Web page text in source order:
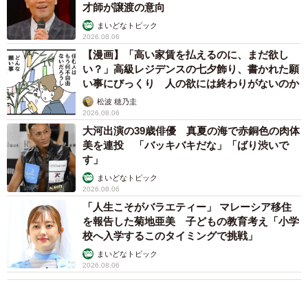
「『相棒』の伊丹刑事フィーチャー回に出てくる牛丼屋の
ロケ地はここです」
「ランプ亭も昔あったのに無くなりましたが、あそこの牛
丼が1番美味しいって言ってる人多かったです。 これ読ん
で丼太郎にも行きたくなりました。」
「以前は中野店によく行ってました。今は半年に１回くら
い、茗荷谷に行きます。 当時、似たような都内牛丼店の
『牛友チェーン』にもよく行ってました。その継承店の
『牛八』大井町店にも年一ぐらいで行きたくなります。」
など数々の驚きの声が寄せられた今回の投稿。ご興味ある
方はぜひ丼太郎・茗荷谷店に足を運んでいただきたい。
なお隼さんは以前Xで、かつて西日本に展開していたハンバ
ーガーチェーン店 「バーガーシティ」 についても紹介して
才師が譲渡の意向
まいどなトピック
2026.08.06
【漫画】「高い家賃を払えるのに、まだ欲し
い？」高級レジデンスの七夕飾り、書かれた願
い事にびっくり 人の欲には終わりがないのか
松波 穂乃圭
2026.08.06
大河出演の39歳俳優 真夏の海で赤銅色の肉体
美を連投 「バッキバキだな」「ばり渋いで
す」
まいどなトピック
2026.08.06
「人生こそがバラエティー」 マレーシア移住
を報告した菊地亜美 子どもの教育考え「小学
校へ入学するこのタイミングで挑戦」
まいどなトピック
2026.08.06